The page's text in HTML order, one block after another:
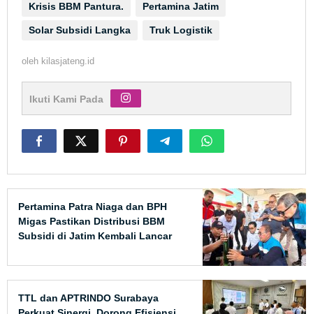
Krisis BBM Pantura. Pertamina Jatim
Solar Subsidi Langka Truk Logistik
oleh kilasjateng.id
Ikuti Kami Pada
Pertamina Patra Niaga dan BPH
Migas Pastikan Distribusi BBM
Subsidi di Jatim Kembali Lancar
TTL dan APTRINDO Surabaya